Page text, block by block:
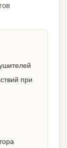
при